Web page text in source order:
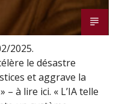
2025.
le désastre
et aggrave la
à lire ici. « L’IA telle